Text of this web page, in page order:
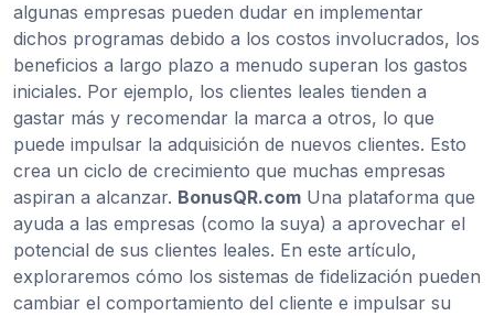
algunas empresas pueden dudar en implementar
dichos programas debido a los costos involucrados, los
beneficios a largo plazo a menudo superan los gastos
iniciales. Por ejemplo, los clientes leales tienden a
gastar más y recomendar la marca a otros, lo que
puede impulsar la adquisición de nuevos clientes. Esto
crea un ciclo de crecimiento que muchas empresas
aspiran a alcanzar. BonusQR.com Una plataforma que
ayuda a las empresas (como la suya) a aprovechar el
potencial de sus clientes leales. En este artículo,
exploraremos cómo los sistemas de fidelización pueden
cambiar el comportamiento del cliente e impulsar su